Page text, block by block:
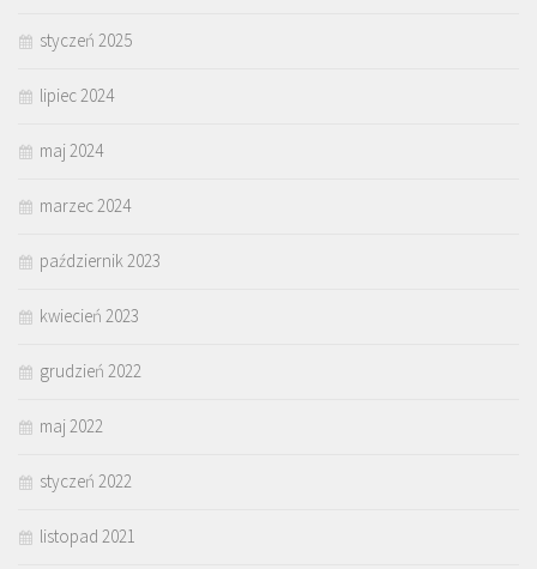
styczeń 2025
lipiec 2024
maj 2024
marzec 2024
październik 2023
kwiecień 2023
grudzień 2022
maj 2022
styczeń 2022
listopad 2021